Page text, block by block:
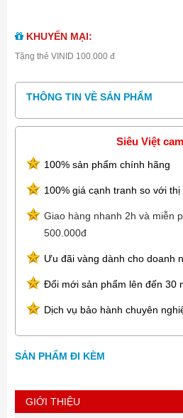
KHUYẾN MẠI:
Tặng thẻ VINID 100.000 đ
THÔNG TIN VỀ SẢN PHẨM
Siêu Việt
100% sản phẩm chính hãng
100% giá cạnh tranh so với
Giao hàng nhanh 2h và miễn
500.000đ
Ưu đãi vàng dành cho doanh
Đổi mới sản phẩm lên đến 30
Dịch vụ bảo hành chuyên
SẢN PHẨM ĐI KÈM
GIỚI THIỆU